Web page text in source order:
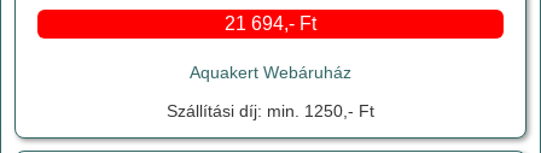
21 694,- Ft
Aquakert Webáruház
Szállítási díj: min. 1250,- Ft